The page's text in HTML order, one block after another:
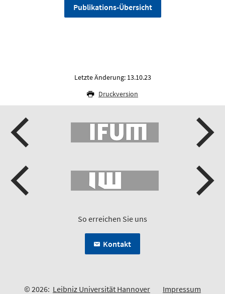
Publikations-Übersicht
Letzte Änderung: 13.10.23
Druckversion
So erreichen Sie uns
Kontakt
© 2026: Leibniz Universität Hannover Impressum